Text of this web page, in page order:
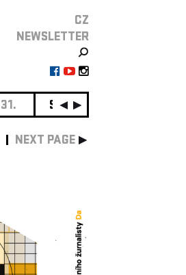
CZ
NEWSLETTER
31. SEPTEMBER
NEXT PAGE